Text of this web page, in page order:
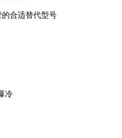
的合适替代型号
冷